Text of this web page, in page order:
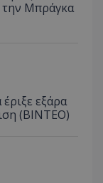
την Μπράγκα
εξάρα
(ΒΙΝΤΕΟ)